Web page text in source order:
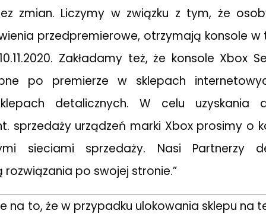
zmian. Liczymy w związku z tym, że
przedpremierowe, otrzymają konsole w
Zakładamy też, że konsole Xbox
po premierze w sklepach
detalicznych. W celu uzyskania
sprzedaży urządzeń marki Xbox prosimy o
sieciami sprzedaży. Nasi Partnerzy
po swojej stronie.”
na to, że w przypadku ulokowania sklepu na